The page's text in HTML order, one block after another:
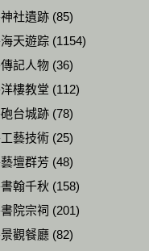
神社遺跡 (85)
海天遊踪 (1154)
傳記人物 (36)
洋樓教堂 (112)
砲台城跡 (78)
工藝技術 (25)
藝壇群芳 (48)
書翰千秋 (158)
書院宗祠 (201)
景觀餐廳 (82)